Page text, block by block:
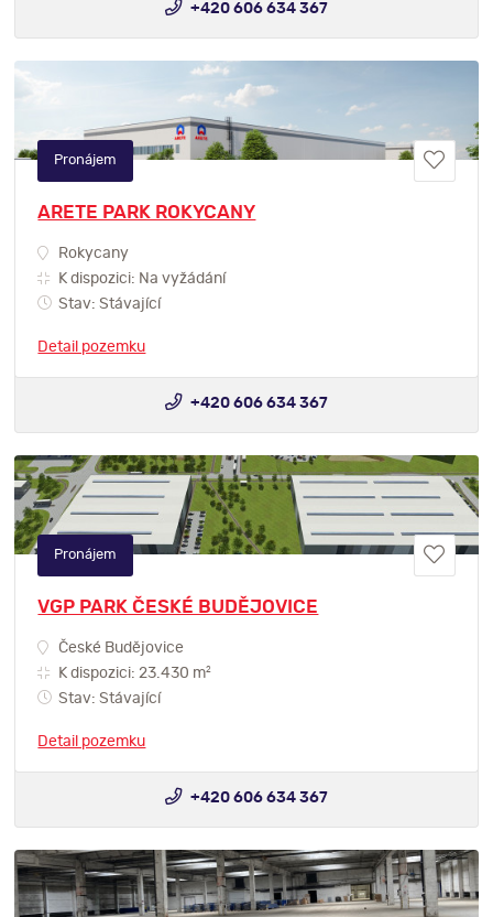
+420 606 634 367
ARETE PARK ROKYCANY
Rokycany
K dispozici: Na vyžádání
Stav: Stávající
Detail pozemku
Pronájem
+420 606 634 367
VGP PARK ČESKÉ BUDĚJOVICE
České Budějovice
K dispozici: 23.430 m2
Stav: Stávající
Detail pozemku
Pronájem
+420 606 634 367